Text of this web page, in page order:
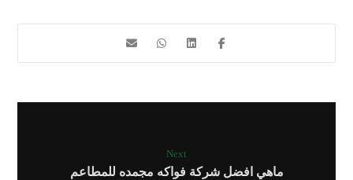
Next
ماهي افضل شركة فواكه مجمده للمطاعم